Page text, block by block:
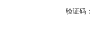
验证码